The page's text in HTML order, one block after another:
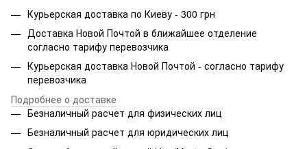
Курьерская доставка по Киеву - 300 грн
Доставка Новой Почтой в ближайшее отделение
согласно тарифу перевозчика
Курьерская доставка Новой Почтой - согласно тарифу
перевозчика
Подробнее о доставке
Безналичный расчет для физических лиц
Безналичный расчет для юридических лиц